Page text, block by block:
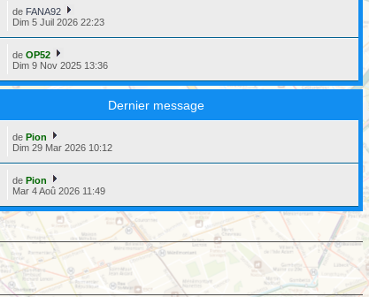
de FANA92
Dim 5 Juil 2026 22:23
deOP52
Dim 9 Nov 2025 13:36
Dernier message
dePion
Dim 29 Mar 2026 10:12
dePion
Mar 4 Aoû 2026 11:49